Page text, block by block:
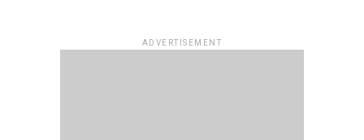
ADVERTISEMENT